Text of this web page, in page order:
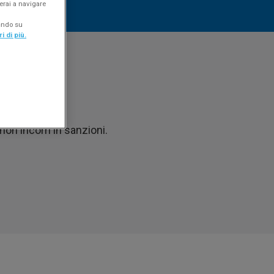
Easyfatt.
incorri in sanzioni.
a navigare
su
di più.